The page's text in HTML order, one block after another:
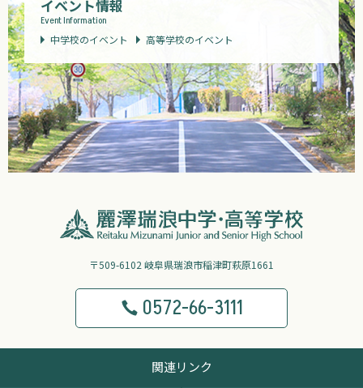
イベント情報
Event Information
中学校のイベント
高等学校のイベント
〒509-6102 岐阜県瑞浪市稲津町萩原1661
0572-66-3111
関連リンク